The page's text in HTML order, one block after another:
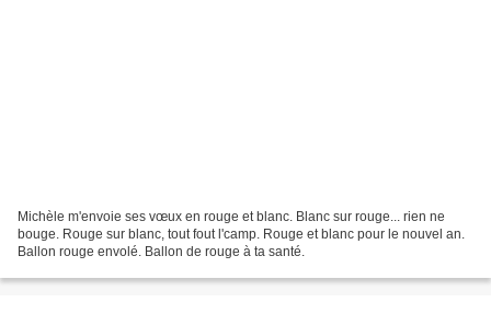
Michèle m'envoie ses vœux en rouge et blanc. Blanc sur rouge... rien ne
bouge. Rouge sur blanc, tout fout l'camp. Rouge et blanc pour le nouvel an.
Ballon rouge envolé. Ballon de rouge à ta santé.